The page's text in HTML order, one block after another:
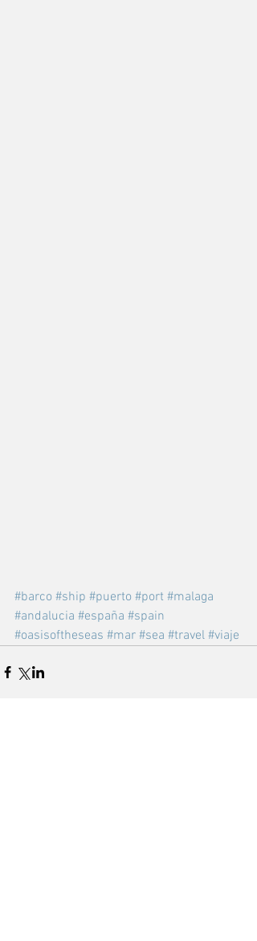
#barco #ship #puerto #port #malaga
#andalucia #españa #spain
#oasisoftheseas #mar #sea #travel #viaje